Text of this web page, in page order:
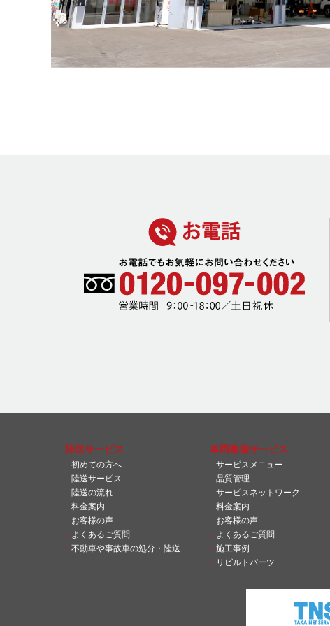
陸送サービス
初めての方へ
陸送サービス
陸送の流れ
料金案内
お客様の声
よくあるご質問
不動車や事故車の処分・陸送
車両整備サービス
サービスメニュー
品質管理
サービスネットワーク
料金案内
お客様の声
よくあるご質問
施工事例
リビルトパーツ